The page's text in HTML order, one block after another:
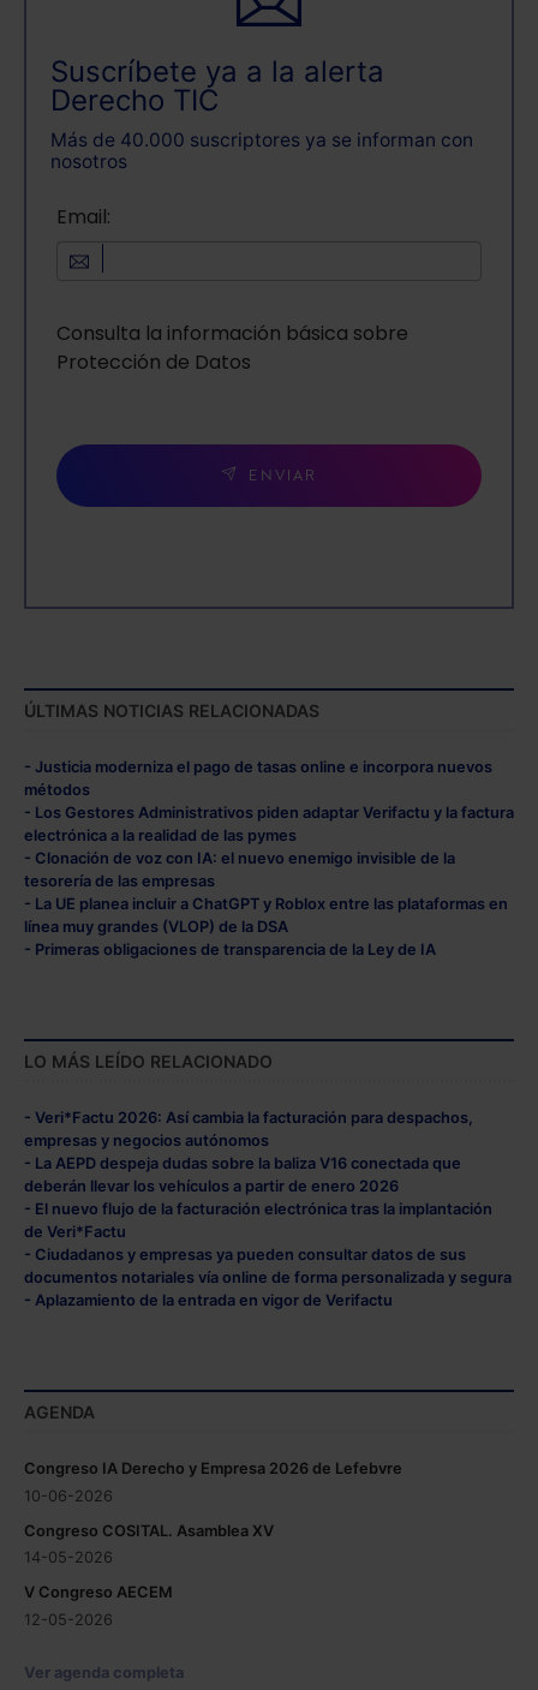
Suscríbete ya a la alerta
Derecho TIC
Más de 40.000 suscriptores ya se informan con
nosotros
Email:
Consulta la información básica sobre
Protección de Datos
ENVIAR
ÚLTIMAS NOTICIAS RELACIONADAS
- Justicia moderniza el pago de tasas online e incorpora nuevos
métodos
- Los Gestores Administrativos piden adaptar Verifactu y la factura
electrónica a la realidad de las pymes
- Clonación de voz con IA: el nuevo enemigo invisible de la
tesorería de las empresas
- La UE planea incluir a ChatGPT y Roblox entre las plataformas en
línea muy grandes (VLOP) de la DSA
- Primeras obligaciones de transparencia de la Ley de IA
LO MÁS LEÍDO RELACIONADO
- Veri*Factu 2026: Así cambia la facturación para despachos,
empresas y negocios autónomos
- La AEPD despeja dudas sobre la baliza V16 conectada que
deberán llevar los vehículos a partir de enero 2026
- El nuevo flujo de la facturación electrónica tras la implantación
de Veri*Factu
- Ciudadanos y empresas ya pueden consultar datos de sus
documentos notariales vía online de forma personalizada y segura
- Aplazamiento de la entrada en vigor de Verifactu
AGENDA
Congreso IA Derecho y Empresa 2026 de Lefebvre
10-06-2026
Congreso COSITAL. Asamblea XV
14-05-2026
V Congreso AECEM
12-05-2026
Ver agenda completa